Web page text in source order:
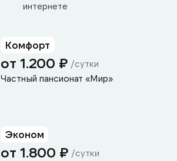
интернете
Комфорт
от 1.200 ₽ /сутки
Частный пансионат «Мир»
Эконом
от 1.800 ₽ /сутки